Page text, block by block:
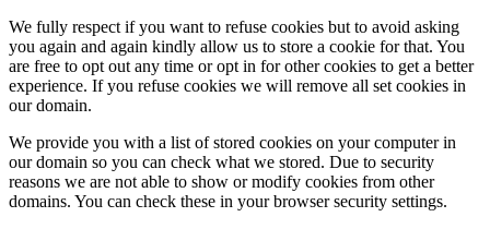
Keresés
Menu Menu
We fully respect if you want to refuse cookies but to avoid asking
you again and again kindly allow us to store a cookie for that. You
are free to opt out any time or opt in for other cookies to get a better
experience. If you refuse cookies we will remove all set cookies in
our domain.
We provide you with a list of stored cookies on your computer in
our domain so you can check what we stored. Due to security
reasons we are not able to show or modify cookies from other
domains. You can check these in your browser security settings.